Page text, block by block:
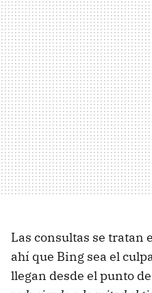
Las consultas se tratan
ahí que Bing sea el
llegan desde el punto